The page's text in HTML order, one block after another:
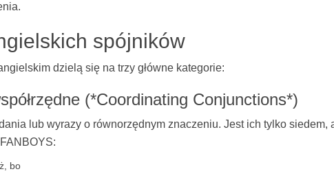
spójników
dzielą się na trzy główne kategorie:
(*Coordinating Conjunctions*)
lub wyrazy o równorzędnym znaczeniu. Jest ich tylko siedem,
bo